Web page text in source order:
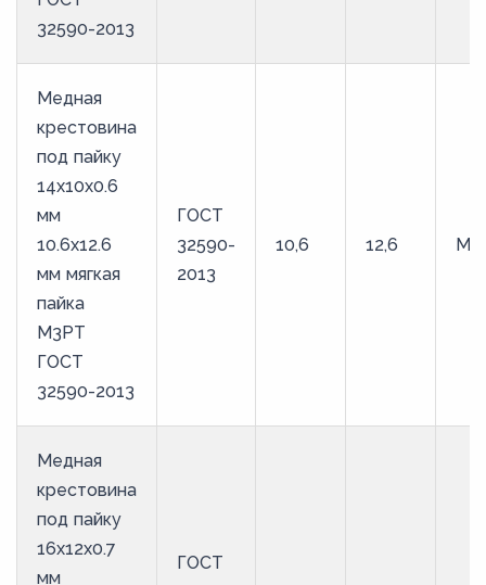
32590-2013
Медная
крестовина
под пайку
14х10х0.6
мм
10.6х12.6
мм мягкая
пайка
М3РТ
ГОСТ
32590-2013
ГОСТ
32590-
2013
10,6 12,6
Медная
крестовина
под пайку
16х12х0.7
мм
ГОСТ